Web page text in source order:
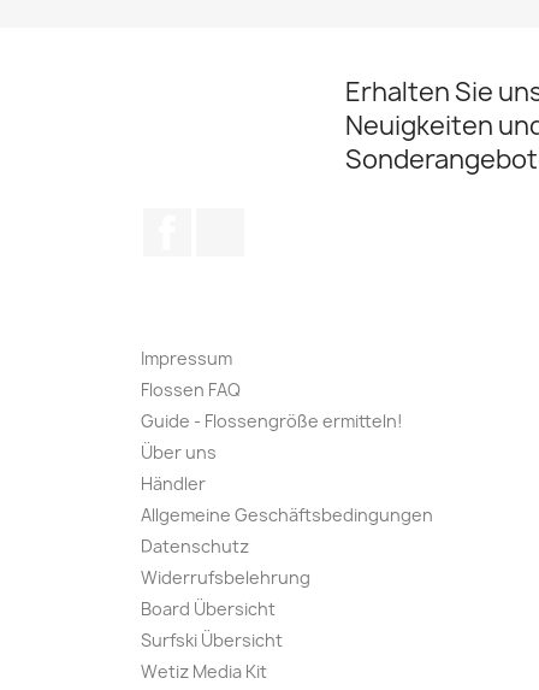
Erhalten Sie
Neuigkeiten
Impressum
Flossen FAQ
Guide - Flossengröße ermitteln!
Über uns
Händler
Allgemeine Geschäftsbedingungen
Datenschutz
Widerrufsbelehrung
Board Übersicht
Surfski Übersicht
Wetiz Media Kit